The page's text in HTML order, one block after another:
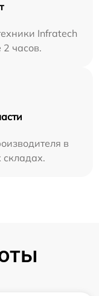
Infratech
часов.
в
складах.